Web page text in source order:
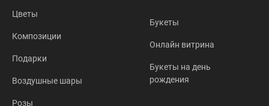
Цветы
Композиции
Подарки
Воздушные шары
Розы
Букеты
Онлайн витрина
Букеты на день
рождения